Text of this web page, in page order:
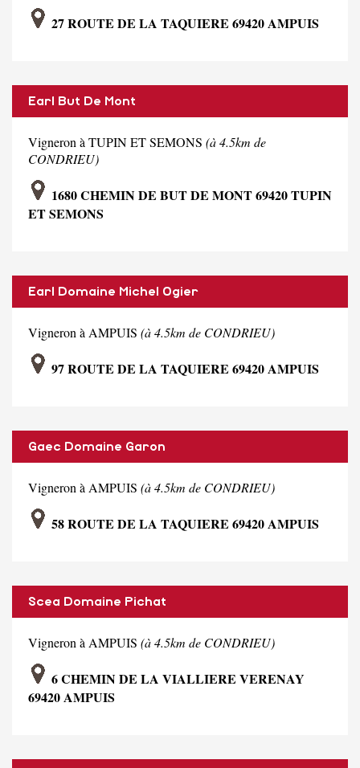
27 ROUTE DE LA TAQUIERE 69420 AMPUIS
Earl But De Mont
Vigneron à TUPIN ET SEMONS (à 4.5km de
CONDRIEU)
1680 CHEMIN DE BUT DE MONT 69420 TUPIN
ET SEMONS
Earl Domaine Michel Ogier
Vigneron à AMPUIS (à 4.5km de CONDRIEU)
97 ROUTE DE LA TAQUIERE 69420 AMPUIS
Gaec Domaine Garon
Vigneron à AMPUIS (à 4.5km de CONDRIEU)
58 ROUTE DE LA TAQUIERE 69420 AMPUIS
Scea Domaine Pichat
Vigneron à AMPUIS (à 4.5km de CONDRIEU)
6 CHEMIN DE LA VIALLIERE VERENAY
69420 AMPUIS